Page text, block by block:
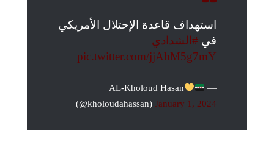
استهداف قاعدة الإحتلال الأمريكي
في #الشدادي
pic.twitter.com/jjAhM5g7mY
— AL-Kholoud Hasan
(@kholoudahassan) January 1, 2024